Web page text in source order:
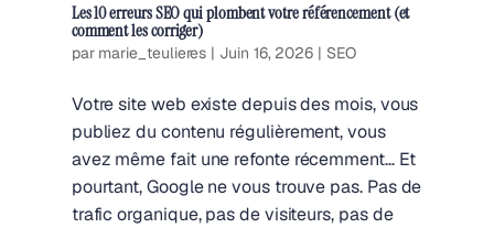
Les 10 erreurs SEO qui plombent votre référencement (et
comment les corriger)
par marie_teulieres | Juin 16, 2026 | SEO
Votre site web existe depuis des mois, vous
publiez du contenu régulièrement, vous
avez même fait une refonte récemment… Et
pourtant, Google ne vous trouve pas. Pas de
trafic organique, pas de visiteurs, pas de